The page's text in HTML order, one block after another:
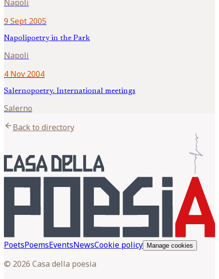
Napoli
9 Sept 2005
Napolipoetry in the Park
Napoli
4 Nov 2004
Salernopoetry. International meetings
Salerno
arrow_backBack to directory
PoetsPoemsEventsNewsCookie policy Manage cookies
© 2026 Casa della poesia